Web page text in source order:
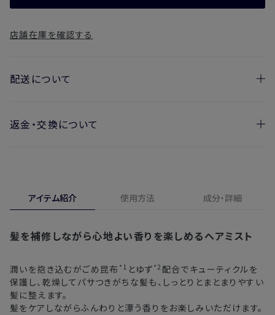
店舗在庫を確認する
配送について
お届け日の目安
※新製品（限定製品）は除きます。
※定期販売のお申し込みは、7日後以降の配送となります。
注文後、お届けまでにかかる日数の目安
北海道 3〜4日
東北・関東・中部・関西
返金・交換について
合、期間内*であれば、返金・交換サービスをご利用いただけ
ます。アイテム紹介 使用方法 成分・詳細
髪を補修しながら心地よい香りを楽しめるヘアミスト
潤いを抱き込むがごめ昆布 *1 とゆず *2 配合でキューティクルを
保護し、乾燥してパサつきがちな髪も、しっとりとまとまりやすい
髪に整えます。
髪をケアしながらふんわりと漂う香りをお楽しみいただけます。